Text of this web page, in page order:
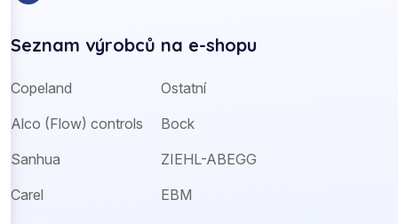
Seznam výrobců na e-shopu
Copeland
Alco (Flow) controls
Sanhua
Carel
Ostatní
Bock
ZIEHL-ABEGG
EBM